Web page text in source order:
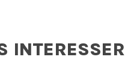
INTERESSER